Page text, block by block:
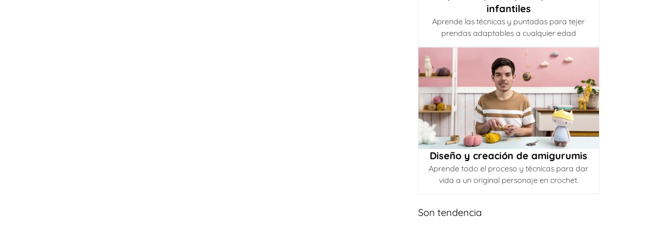
infantiles
Aprende las técnicas y puntadas para tejer
prendas adaptables a cualquier edad
Diseño y creación de amigurumis
Aprende todo el proceso y técnicas para dar
vida a un original personaje en crochet.
Son tendencia